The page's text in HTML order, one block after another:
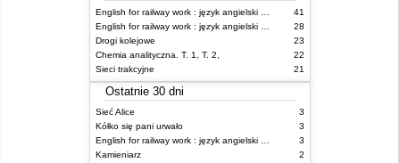
English for railway work : język angielski dla kolejarzy - podręcznik dla zaawansowanych
41
English for railway work : język angielski dla kolejarzy - podręcznik dla początkujących
28
Drogi kolejowe
23
Chemia analityczna. T. 1, T. 2,
22
Sieci trakcyjne
21
Ostatnie 30 dni
Sieć Alice
3
Kółko się pani urwało
3
English for railway work : język angielski dla kolejarzy - podręcznik dla zaawansowanych
3
Kamieniarz
2